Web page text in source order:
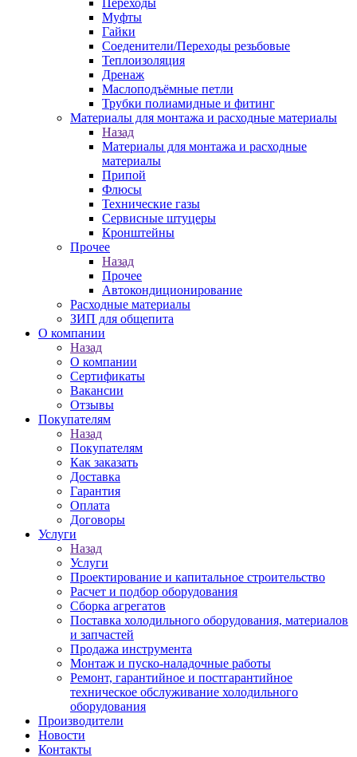
Переходы
Муфты
Гайки
Соеденители/Переходы резьбовые
Теплоизоляция
Дренаж
Маслоподъёмные петли
Трубки полиамидные и фитинг
Материалы для монтажа и расходные материалы
Назад
Материалы для монтажа и расходные
материалы
Припой
Флюсы
Технические газы
Сервисные штуцеры
Кронштейны
Прочее
Назад
Прочее
Автокондиционирование
Расходные материалы
ЗИП для общепита
О компании
Назад
О компании
Сертификаты
Вакансии
Отзывы
Покупателям
Назад
Покупателям
Как заказать
Доставка
Гарантия
Оплата
Договоры
Услуги
Назад
Услуги
Проектирование и капитальное строительство
Расчет и подбор оборудования
Сборка агрегатов
Поставка холодильного оборудования, материалов
и запчастей
Продажа инструмента
Монтаж и пуско-наладочные работы
Ремонт, гарантийное и постгарантийное
техническое обслуживание холодильного
оборудования
Производители
Новости
Контакты